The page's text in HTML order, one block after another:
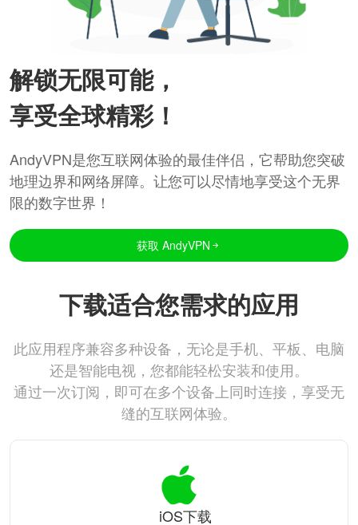
解锁无限可能，
享受全球精彩！
AndyVPN是您互联网体验的最佳伴侣，它帮助您突破
地理边界和网络屏障。让您可以尽情地享受这个无界
限的数字世界！
获取 AndyVPN
下载适合您需求的应用
此应用程序兼容多种设备，无论是手机、平板、电脑
还是智能电视，您都能轻松安装和使用。
通过一次订阅，即可在多个设备上同时连接，享受无
缝的互联网体验。
iOS下载